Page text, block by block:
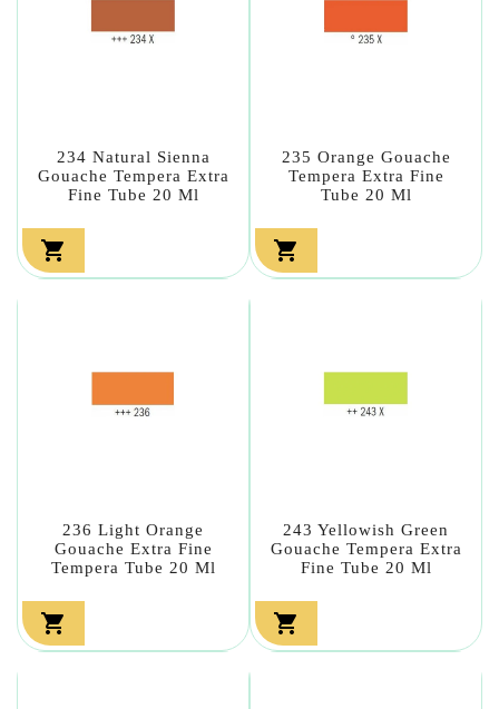
234 Natural Sienna
Gouache Tempera Extra
Fine Tube 20 Ml

235 Orange Gouache
Tempera Extra Fine
Tube 20 Ml

236 Light Orange
Gouache Extra Fine
Tempera Tube 20 Ml

243 Yellowish Green
Gouache Tempera Extra
Fine Tube 20 Ml
